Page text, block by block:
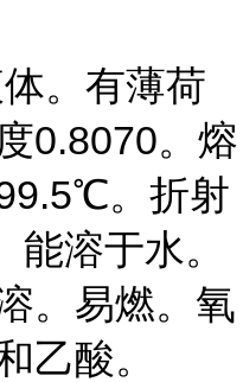
。有薄荷
0.8070。熔
。折射
溶于水。
。易燃。氧
乙酸。